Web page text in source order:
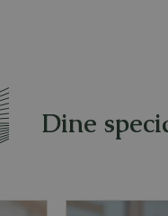
Dine